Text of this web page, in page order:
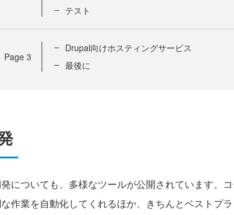
テスト
Page 3
Drupal向けホスティングサービス
最後に
についても、多様なツールが公開されています。
作業を自動化してくれるほか、きちんとベストプ